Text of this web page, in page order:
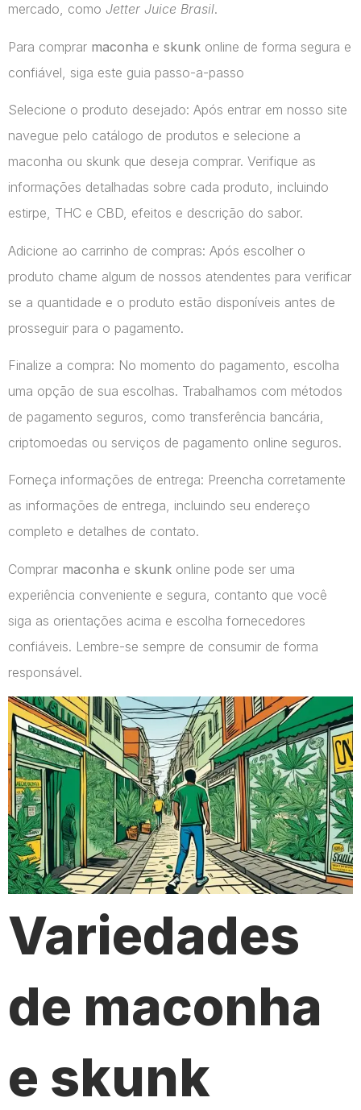
mercado, como Jetter Juice Brasil.
Para comprar maconha e skunk online de forma segura e
confiável, siga este guia passo-a-passo
Selecione o produto desejado: Após entrar em nosso site
navegue pelo catálogo de produtos e selecione a
maconha ou skunk que deseja comprar. Verifique as
informações detalhadas sobre cada produto, incluindo
estirpe, THC e CBD, efeitos e descrição do sabor.
Adicione ao carrinho de compras: Após escolher o
produto chame algum de nossos atendentes para verificar
se a quantidade e o produto estão disponíveis antes de
prosseguir para o pagamento.
Finalize a compra: No momento do pagamento, escolha
uma opção de sua escolhas. Trabalhamos com métodos
de pagamento seguros, como transferência bancária,
criptomoedas ou serviços de pagamento online seguros.
Forneça informações de entrega: Preencha corretamente
as informações de entrega, incluindo seu endereço
completo e detalhes de contato.
Comprar maconha e skunk online pode ser uma
experiência conveniente e segura, contanto que você
siga as orientações acima e escolha fornecedores
confiáveis. Lembre-se sempre de consumir de forma
responsável.
Variedades
de maconha
e skunk